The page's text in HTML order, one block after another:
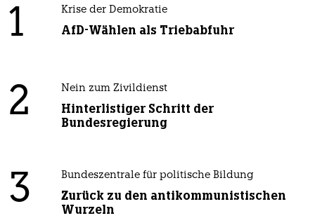
1 Krise der Demokratie
AfD-Wählen als Triebabfuhr
2 Nein zum Zivildienst
Hinterlistiger Schritt der
Bundesregierung
3 Bundeszentrale für politische Bildung
Zurück zu den antikommunistischen
Wurzeln